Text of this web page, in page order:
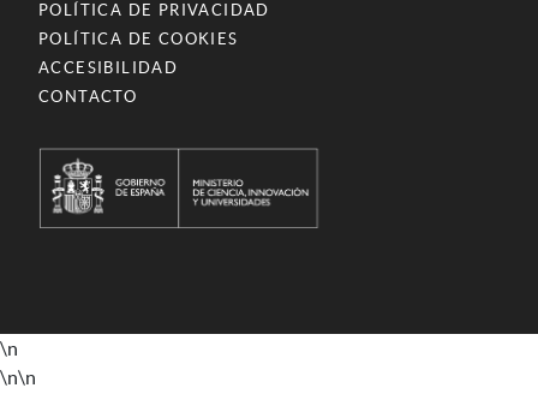
POLÍTICA DE PRIVACIDAD
POLÍTICA DE COOKIES
ACCESIBILIDAD
CONTACTO
\n
\n\n